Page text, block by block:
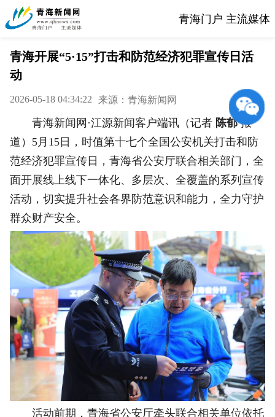
青海门户 主流媒体
青海开展“5·15”打击和防范经济犯罪宣传日活
动
2026-05-18 04:34:22 来源：青海新闻网
青海新闻网·江源新闻客户端讯（记者 陈郁报
道）5月15日，时值第十七个全国公安机关打击和防
范经济犯罪宣传日，青海省公安厅联合相关部门，全
面开展线上线下一体化、多层次、全覆盖的系列宣传
活动，切实提升社会各界防范意识和能力，全力守护
群众财产安全。
活动前期，青海省公安厅牵头联合相关单位依托